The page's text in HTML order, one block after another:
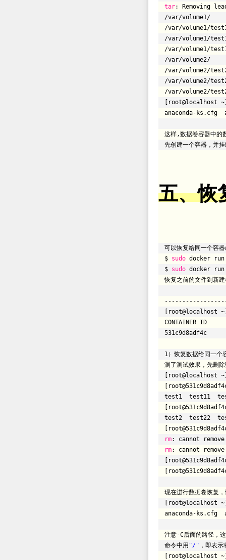
tar: Removing
/var/volume1/
/var/volume1/
/var/volume1/
/var/volume1/
/var/volume2/
/var/volume2/
/var/volume2/
/var/volume2/
[root@localhost
anaconda-ks.cfg
这样,数据卷容器中的
先创建一个容器，并
五、恢
可以恢复给同一个容
$ sudo docker
$ sudo docker
恢复之前的文件到新
[root@localhost
1）恢复数据给同一个
测了测试效果，先删
[root@localhost
test1 test11
test2 test22
rm: cannot
rm: cannot
现在进行数据卷恢复
[root@localhost
anaconda-ks.cfg
注意-C后面的路径，
命令中用 "/" ，即表
[root@localhost